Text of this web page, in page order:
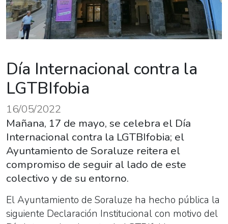
Día Internacional contra la
LGTBIfobia
16/05/2022
Mañana, 17 de mayo, se celebra el Día
Internacional contra la LGTBIfobia; el
Ayuntamiento de Soraluze reitera el
compromiso de seguir al lado de este
colectivo y de su entorno.
El Ayuntamiento de Soraluze ha hecho pública la
siguiente Declaración Institucional con motivo del